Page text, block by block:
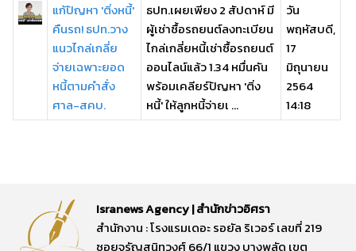
แก้ปัญหา 'ติ่งหนี้'
คืนรถ! ธปท.วาง
แนวไกล่เกลี่ย
จ่ายเฉพาะยอด
หนี้ตามคำสั่ง
ศาล-สคบ.
ธปท.เผยเพียง 2 สัปดาห์ มี
ผู้เช่าซื้อรถยนต์ลงทะเบียน
ไกล่เกลี่ยหนี้เช่าซื้อรถยนต์
ออนไลน์แล้ว 1.34 หมื่นคัน
พร้อมเคลียร์ปัญหา 'ติ่ง
หนี้' ให้ลูกหนี้จ่ายเ ...
วัน
พฤหัสบดี,
17
มิถุนายน
2564
14:18
Isranews Agency | สำนักข่าวอิศรา
สำนักงาน : โรงแรมเดอะ รอยัล ริเวอร์ เลขที่ 219
ซอยจรัญสนิทวงศ์ 66/1 แขวง บางพลัด เขต